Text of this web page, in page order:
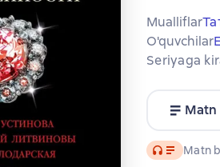
Mualliflar
O'quvchilar
Seriyaga
Matn
Audio Matn